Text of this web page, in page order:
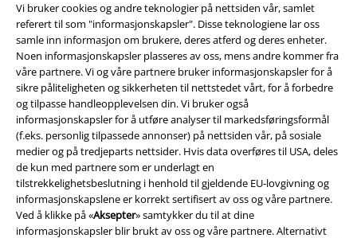
Vi bruker cookies og andre teknologier på nettsiden vår, samlet
referert til som "informasjonskapsler". Disse teknologiene lar oss
samle inn informasjon om brukere, deres atferd og deres enheter.
Noen informasjonskapsler plasseres av oss, mens andre kommer fra
våre partnere. Vi og våre partnere bruker informasjonskapsler for å
sikre påliteligheten og sikkerheten til nettstedet vårt, for å forbedre
og tilpasse handleopplevelsen din. Vi bruker også
informasjonskapsler for å utføre analyser til markedsføringsformål
(f.eks. personlig tilpassede annonser) på nettsiden vår, på sosiale
medier og på tredjeparts nettsider. Hvis data overføres til USA, deles
de kun med partnere som er underlagt en
tilstrekkelighetsbeslutning i henhold til gjeldende EU-lovgivning og
informasjonskapslene er korrekt sertifisert av oss og våre partnere.
Ved å klikke på «Aksepter» samtykker du til at dine
informasjonskapsler blir brukt av oss og våre partnere. Alternativt
Frakt
EMP App
Her kan du laste ned EMPs nye app helt gratis og ta del i alle de nye
funksjonene og fordelene!